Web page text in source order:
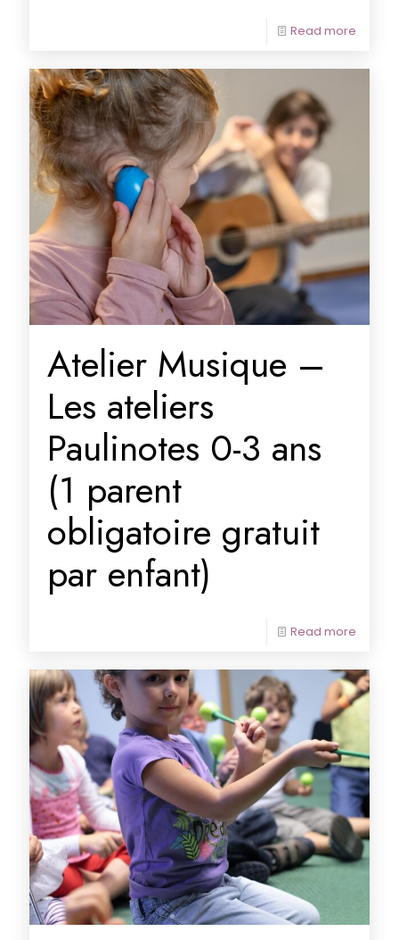
Read more
Atelier Musique –
Les ateliers
Paulinotes 0-3 ans
(1 parent
obligatoire gratuit
par enfant)
Read more